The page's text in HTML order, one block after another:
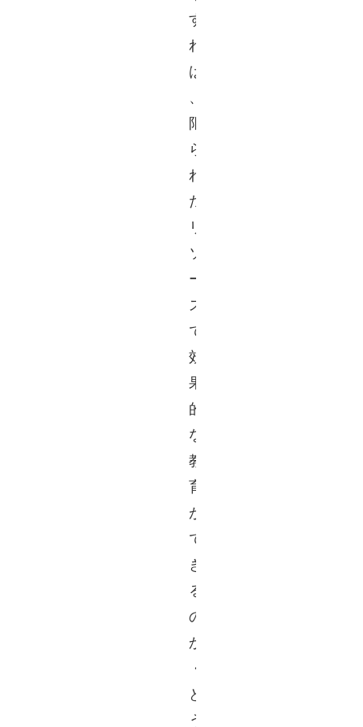
す
れ
ば
、
限
ら
れ
た
リ
ソ
ー
ス
で
効
果
的
な
教
育
が
で
き
る
の
・
ど
う